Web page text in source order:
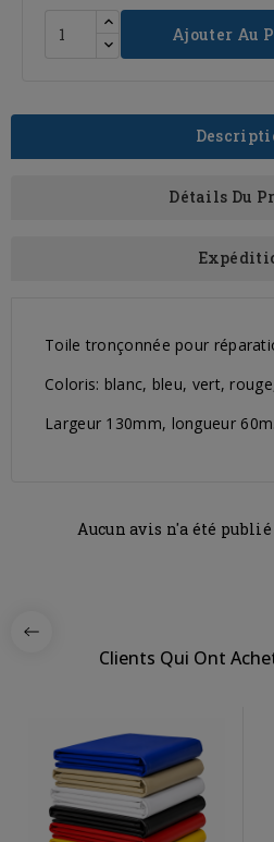
Ajouter Au
Détails Du
Toile tronçonnée pour
Coloris: blanc, bleu, vert,
Largeur 130mm, longueur 60m.
Aucun avis n'a été
Clients Qui Ont